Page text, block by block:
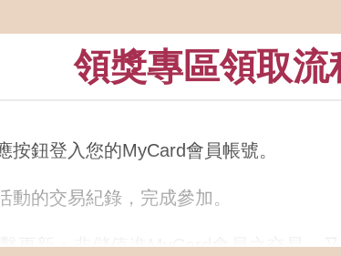
領獎專區領取流
鈕登入您的MyCard會員帳號。
動的交易紀錄，完成參加。
更新；非儲值進MyCard會員之交易，